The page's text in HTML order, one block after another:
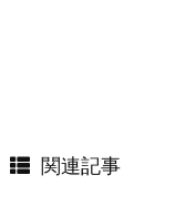
関連記事